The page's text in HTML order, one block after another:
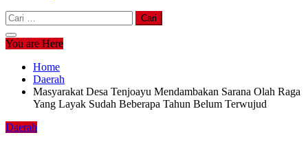
Cari
untuk:
You are Here
Home
Daerah
Masyarakat Desa Tenjoayu Mendambakan Sarana Olah Raga
Yang Layak Sudah Beberapa Tahun Belum Terwujud
Daerah